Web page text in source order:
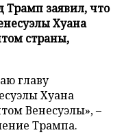
заявил, что
Хуана
страны,
главу
Хуана
Венесуэлы», –
Трампа.